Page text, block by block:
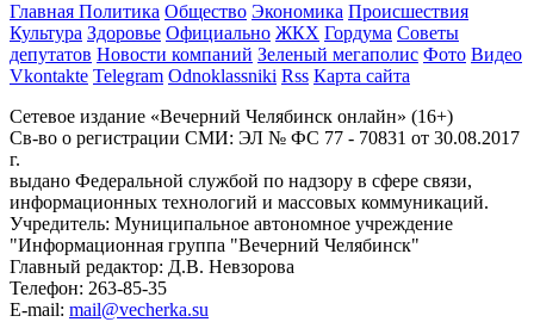
Главная Политика Общество Экономика Происшествия
Культура Здоровье Официально ЖКХ Гордума Советы
депутатов Новости компаний Зеленый мегаполис Фото Видео
Vkontakte Telegram Odnoklassniki Rss Карта сайта
Сетевое издание «Вечерний Челябинск онлайн» (16+)
Cв-во о регистрации СМИ: ЭЛ № ФС 77 - 70831 от 30.08.2017
г.
выдано Федеральной службой по надзору в сфере связи,
информационных технологий и массовых коммуникаций.
Учредитель: Муниципальное автономное учреждение
"Информационная группа "Вечерний Челябинск"
Главный редактор: Д.В. Невзорова
Телефон: 263-85-35
E-mail: mail@vecherka.su